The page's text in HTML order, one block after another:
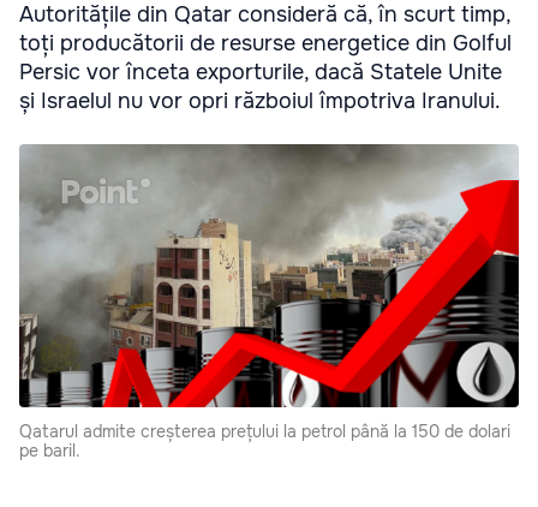
Autoritățile din Qatar consideră că, în scurt timp,
toți producătorii de resurse energetice din Golful
Persic vor înceta exporturile, dacă Statele Unite
și Israelul nu vor opri războiul împotriva Iranului.
Qatarul admite creșterea prețului la petrol până la 150 de dolari
pe baril.